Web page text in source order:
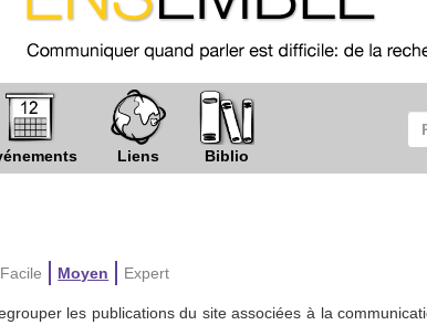
Liens Biblio
Facile Moyen Expert
les publications du site associées à la